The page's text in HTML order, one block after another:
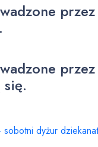
przez
przez
dyżur